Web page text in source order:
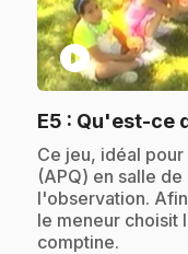
play_circle
E5 : Qu'est-ce
.Ce jeu, idéal
(APQ) en salle
l'observation.
le meneur choisit
comptine.